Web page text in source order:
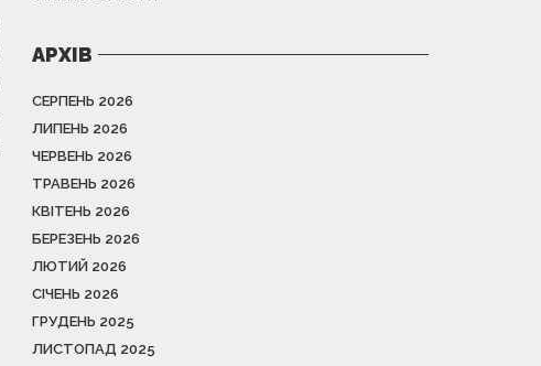
АРХІВ
СЕРПЕНЬ 2026
ЛИПЕНЬ 2026
ЧЕРВЕНЬ 2026
ТРАВЕНЬ 2026
КВІТЕНЬ 2026
БЕРЕЗЕНЬ 2026
ЛЮТИЙ 2026
СІЧЕНЬ 2026
ГРУДЕНЬ 2025
ЛИСТОПАД 2025